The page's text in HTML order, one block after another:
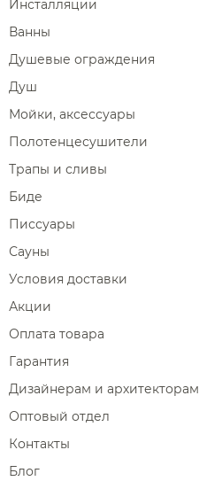
Инсталляции
Ванны
Душевые ограждения
Душ
Мойки, аксессуары
Полотенцесушители
Трапы и сливы
Биде
Писсуары
Сауны
Условия доставки
Акции
Оплата товара
Гарантия
Дизайнерам и архитекторам
Оптовый отдел
Контакты
Блог